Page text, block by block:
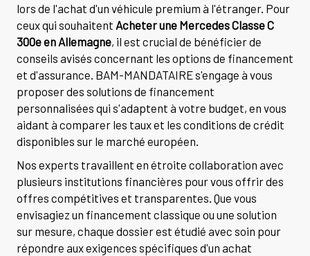
lors de l'achat d'un véhicule premium à l'étranger. Pour
ceux qui souhaitent Acheter une Mercedes Classe C
300e en Allemagne, il est crucial de bénéficier de
conseils avisés concernant les options de financement
et d'assurance. BAM-MANDATAIRE s'engage à vous
proposer des solutions de financement
personnalisées qui s'adaptent à votre budget, en vous
aidant à comparer les taux et les conditions de crédit
disponibles sur le marché européen.
Nos experts travaillent en étroite collaboration avec
plusieurs institutions financières pour vous offrir des
offres compétitives et transparentes. Que vous
envisagiez un financement classique ou une solution
sur mesure, chaque dossier est étudié avec soin pour
répondre aux exigences spécifiques d'un achat